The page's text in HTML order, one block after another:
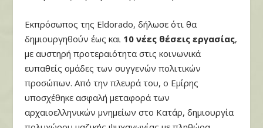
Εκπρόσωπος της Eldorado, δήλωσε ότι θα
δημιουργηθούν έως και 10 νέες θέσεις εργασίας,
με αυστηρή προτεραιότητα στις κοινωνικά
ευπαθείς ομάδες των συγγενών πολιτικών
προσώπων. Από την πλευρά του, ο Εμίρης
υποσχέθηκε ασφαλή μεταφορά των
αρχαιοελληνικών μνημείων στο Κατάρ, δημιουργία